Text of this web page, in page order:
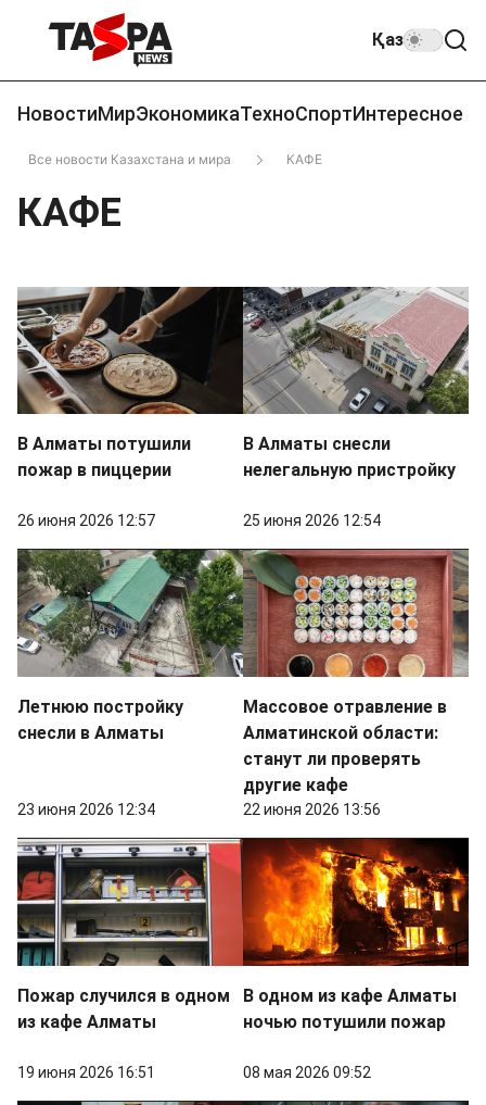
Қаз
НовостиМирЭкономикаТехноСпортИнтересное
Все новости Казахстана и мира КАФЕ
КАФЕ
В Алматы потушили
пожар в пиццерии
26 июня 2026 12:57
В Алматы снесли
нелегальную пристройку
25 июня 2026 12:54
Летнюю постройку
снесли в Алматы
23 июня 2026 12:34
Массовое отравление в
Алматинской области:
станут ли проверять
другие кафе
22 июня 2026 13:56
Пожар случился в одном
из кафе Алматы
19 июня 2026 16:51
В одном из кафе Алматы
ночью потушили пожар
08 мая 2026 09:52